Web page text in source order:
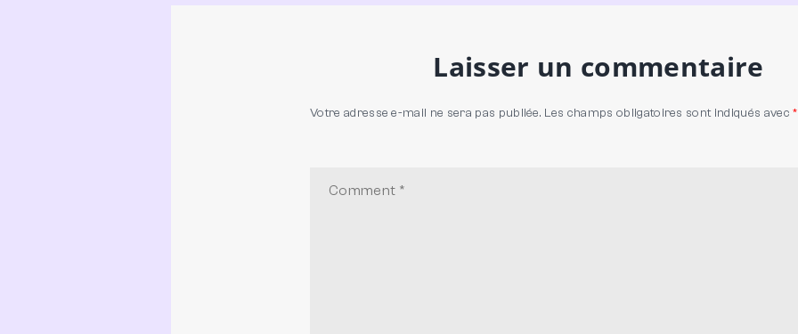
Laisser un commentaire
Votre adresse e-mail ne sera pas publiée. Les champs obligatoires sont indiqués avec*